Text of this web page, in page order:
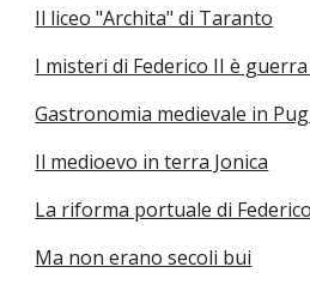
Il liceo "Archita" di Taranto
I misteri di Federico II è
Gastronomia medievale in
Il medioevo in terra Jonica
La riforma portuale di
Ma non erano secoli bui